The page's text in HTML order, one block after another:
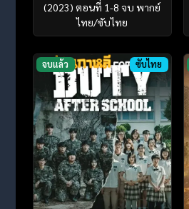
(2023) ตอนที่ 1-8 จบ พากย์
ไทย/ซับไทย
จบแล้ว ซับไทย